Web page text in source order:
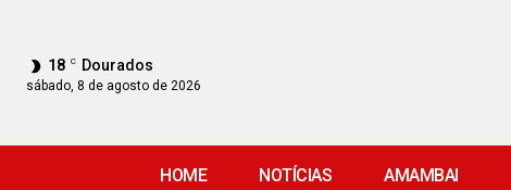
18 C Dourados
sábado, 8 de agosto de 2026
HOME NOTÍCIAS AMAMBAI